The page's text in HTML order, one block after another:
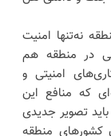
نه‌تنها امنیت
در منطقه هم
امنیتی و
که منافع این
تصویر جدیدی
کشورهای منطقه